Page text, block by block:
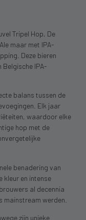
Tripel Hop, De
maar met IPA-
Deze bieren
IPA-
balans tussen de
Elk jaar
waardoor elke
hop met de
benadering van
kleur en intense
al decennia
mainstream werden.
zijn unieke